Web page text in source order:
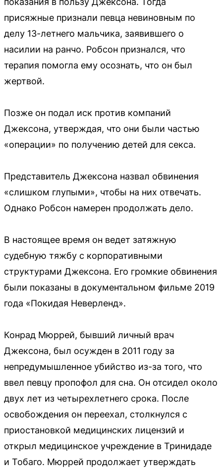
присяжные признали певца невиновным по
делу 13-летнего мальчика, заявившего о
насилии на ранчо. Робсон признался, что
терапия помогла ему осознать, что он был
жертвой.
Позже он подал иск против компаний
Джексона, утверждая, что они были частью
«операции» по получению детей для секса.
Представитель Джексона назвал обвинения
«слишком глупыми», чтобы на них отвечать.
Однако Робсон намерен продолжать дело.
В настоящее время он ведет затяжную
судебную тяжбу с корпоративными
структурами Джексона. Его громкие обвинения
были показаны в документальном фильме 2019
года «Покидая Неверленд».
Конрад Мюррей, бывший личный врач
Джексона, был осужден в 2011 году за
непредумышленное убийство из-за того, что
ввел певцу пропофол для сна. Он отсидел около
двух лет из четырехлетнего срока. После
освобождения он переехал, столкнулся с
приостановкой медицинских лицензий и
открыл медицинское учреждение в Тринидаде
и Тобаго. Мюррей продолжает утверждать